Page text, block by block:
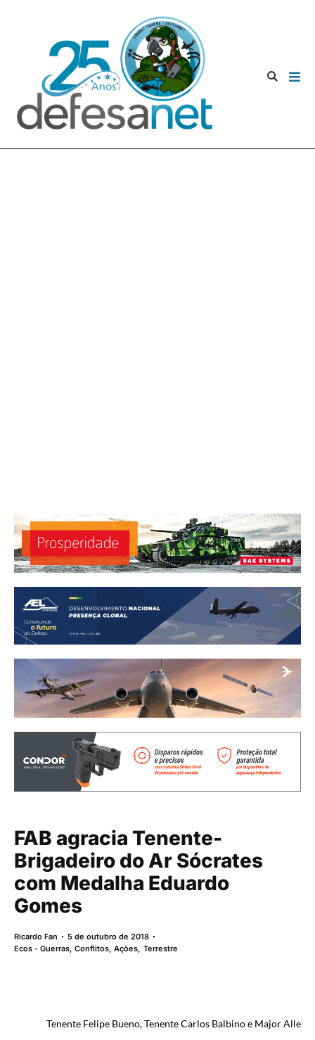
FAB agracia Tenente-
Brigadeiro do Ar Sócrates
com Medalha Eduardo
Gomes
Ricardo Fan
5 de outubro de 2018
Ecos - Guerras, Conflitos, Ações,Terrestre
Tenente Felipe Bueno, Tenente Carlos Balbino e Major Alle